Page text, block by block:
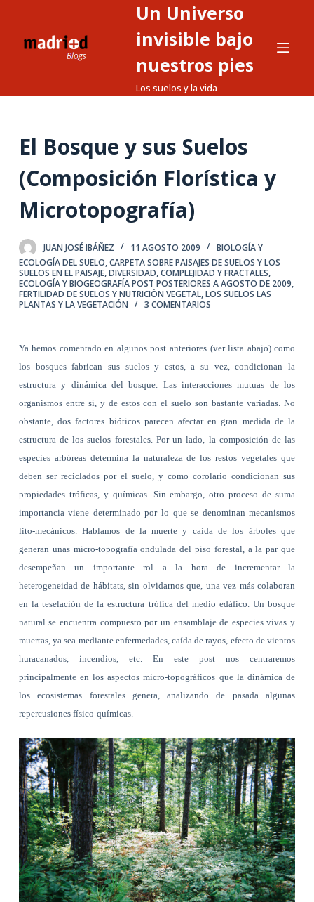
o
n
d
o
Un Universo
invisible bajo
nuestros pies
Los suelos y la vida
El Bosque y sus Suelos
(Composición Florística y
Microtopografía)
JUAN JOSÉ IBÁÑEZ 11 AGOSTO 2009
BIOLOGÍA Y
ECOLOGÍA DEL SUELO,CARPETA SOBRE PAISAJES DE SUELOS Y LOS
SUELOS EN EL PAISAJE,DIVERSIDAD, COMPLEJIDAD Y FRACTALES,
ECOLOGÍA Y BIOGEOGRAFÍA POST POSTERIORES A AGOSTO DE 2009,
FERTILIDAD DE SUELOS Y NUTRICIÓN VEGETAL,LOS SUELOS LAS
PLANTAS Y LA VEGETACIÓN
3 COMENTARIOS
Ya hemos comentado en algunos post anteriores (ver lista abajo) como
los bosques fabrican sus suelos y estos, a su vez, condicionan la
estructura y dinámica del bosque. Las interacciones mutuas de los
organismos entre sí, y de estos con el suelo son bastante variadas. No
obstante, dos factores bióticos parecen afectar en gran medida de la
estructura de los suelos forestales. Por un lado, la composición de las
especies arbóreas determina la naturaleza de los restos vegetales que
deben ser reciclados por el suelo, y como corolario condicionan sus
propiedades tróficas, y químicas. Sin embargo, otro proceso de suma
importancia viene determinado por lo que se denominan mecanismos
lito-mecánicos. Hablamos de la muerte y caída de los árboles que
generan unas micro-topografía ondulada del piso forestal, a la par que
desempeñan un importante rol a la hora de incrementar la
heterogeneidad de hábitats, sin olvidarnos que, una vez más colaboran
en la teselación de la estructura trófica del medio edáfico. Un bosque
natural se encuentra compuesto por un ensamblaje de especies vivas y
muertas, ya sea mediante enfermedades, caída de rayos, efecto de vientos
huracanados, incendios, etc. En este post nos centraremos
principalmente en los aspectos micro-topográficos que la dinámica de
los ecosistemas forestales genera, analizando de pasada algunas
repercusiones físico-químicas.